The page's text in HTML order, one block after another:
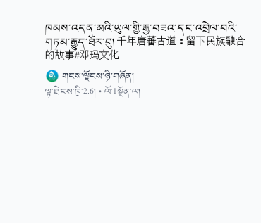
ཁམས་འདན་མའི་ཡུལ་གྱི་རྒྱ་བཟའ་དང་འབྲེལ་བའི་
གཏམ་རྒྱུད་ཐོར་བུ། 千年唐蕃古道：留下民族融合
的故事#邓玛文化
གངས་ལྗོངས་ཉི་གཞོན།
ལྟ་ཐེངས་ཁྲི་2.6། • ལོ་1སྔོན་ལ།